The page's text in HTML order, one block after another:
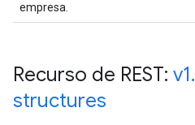
empresa.
Recurso de REST: v1.
structures